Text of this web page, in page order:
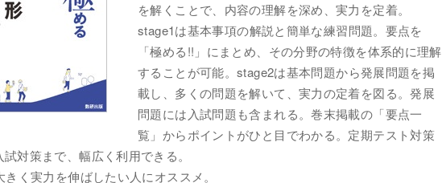
を解くことで、内容の理解を深め、実力を定着。
stage1は基本事項の解説と簡単な練習問題。要点を
「極める!!」にまとめ、その分野の特徴を体系的に理解
することが可能。stage2は基本問題から発展問題を掲
載し、多くの問題を解いて、実力の定着を図る。発展
問題には入試問題も含まれる。巻末掲載の「要点一
覧」からポイントがひと目でわかる。定期テスト対策
対策まで、幅広く利用できる。
きく実力を伸ばしたい人にオススメ。